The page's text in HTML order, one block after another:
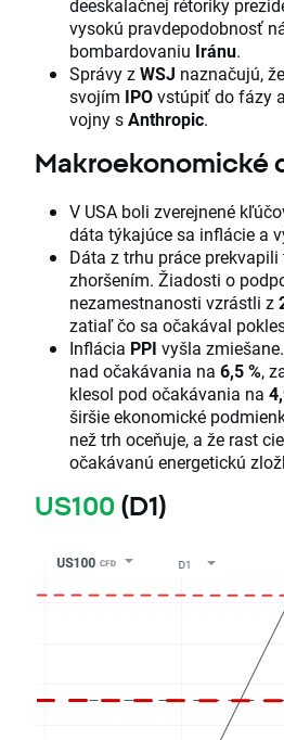
deeskalačnej rétoriky
vysokú pravdepodobnosť
bombardovaniu Iránu.
Správy zWSJ naznačujú, že
svojím IPOvstúpiť do fázy
vojny sAnthropic.
Makroekonomické
V USA boli zverejnené
dáta týkajúce sa inflácie a
Dáta z trhu práce
zhoršením. Žiadosti o
nezamestnanosti vzrástli z
zatiaľ čo sa očakával
Inflácia PPI vyšla
nad očakávania na 6,5 %,
klesol pod očakávania na
širšie ekonomické
než trh oceňuje, a že rast
očakávanú energetickú
US100 (D1)